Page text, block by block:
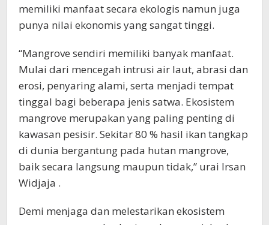
memiliki manfaat secara ekologis namun juga
punya nilai ekonomis yang sangat tinggi.
“Mangrove sendiri memiliki banyak manfaat.
Mulai dari mencegah intrusi air laut, abrasi dan
erosi, penyaring alami, serta menjadi tempat
tinggal bagi beberapa jenis satwa. Ekosistem
mangrove merupakan yang paling penting di
kawasan pesisir. Sekitar 80 % hasil ikan tangkap
di dunia bergantung pada hutan mangrove,
baik secara langsung maupun tidak,” urai Irsan
Widjaja .
Demi menjaga dan melestarikan ekosistem